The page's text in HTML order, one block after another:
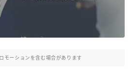
イド
モーションを含む場合があります